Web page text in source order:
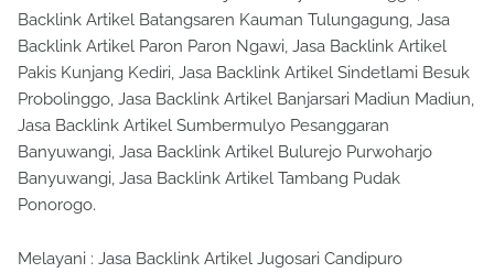
Backlink Artikel Batangsaren Kauman Tulungagung, Jasa
Backlink Artikel Paron Paron Ngawi, Jasa Backlink Artikel
Pakis Kunjang Kediri, Jasa Backlink Artikel Sindetlami Besuk
Probolinggo, Jasa Backlink Artikel Banjarsari Madiun Madiun,
Jasa Backlink Artikel Sumbermulyo Pesanggaran
Banyuwangi, Jasa Backlink Artikel Bulurejo Purwoharjo
Banyuwangi, Jasa Backlink Artikel Tambang Pudak
Ponorogo.
Melayani : Jasa Backlink Artikel Jugosari Candipuro